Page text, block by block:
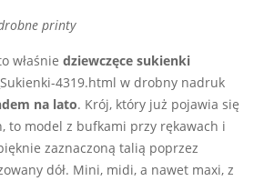
printy
właśnie dziewczęce sukienki
4319.html w drobny nadruk
na lato. Krój, który już pojawia się
to model z bufkami przy rękawach i
zaznaczoną talią poprzez
dół. Mini, midi, a nawet maxi, z